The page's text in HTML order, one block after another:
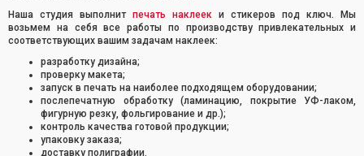
Наша студия выполнит печать наклеек и стикеров под ключ. Мы
возьмем на себя все работы по производству привлекательных и
соответствующих вашим задачам наклеек:
разработку дизайна;
проверку макета;
запуск в печать на наиболее подходящем оборудовании;
послепечатную обработку (ламинацию, покрытие УФ-лаком,
фигурную резку, фольгирование и др.);
контроль качества готовой продукции;
упаковку заказа;
доставку полиграфии.